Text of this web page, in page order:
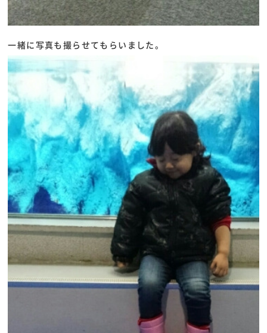
一緒に写真も撮らせてもらいました。